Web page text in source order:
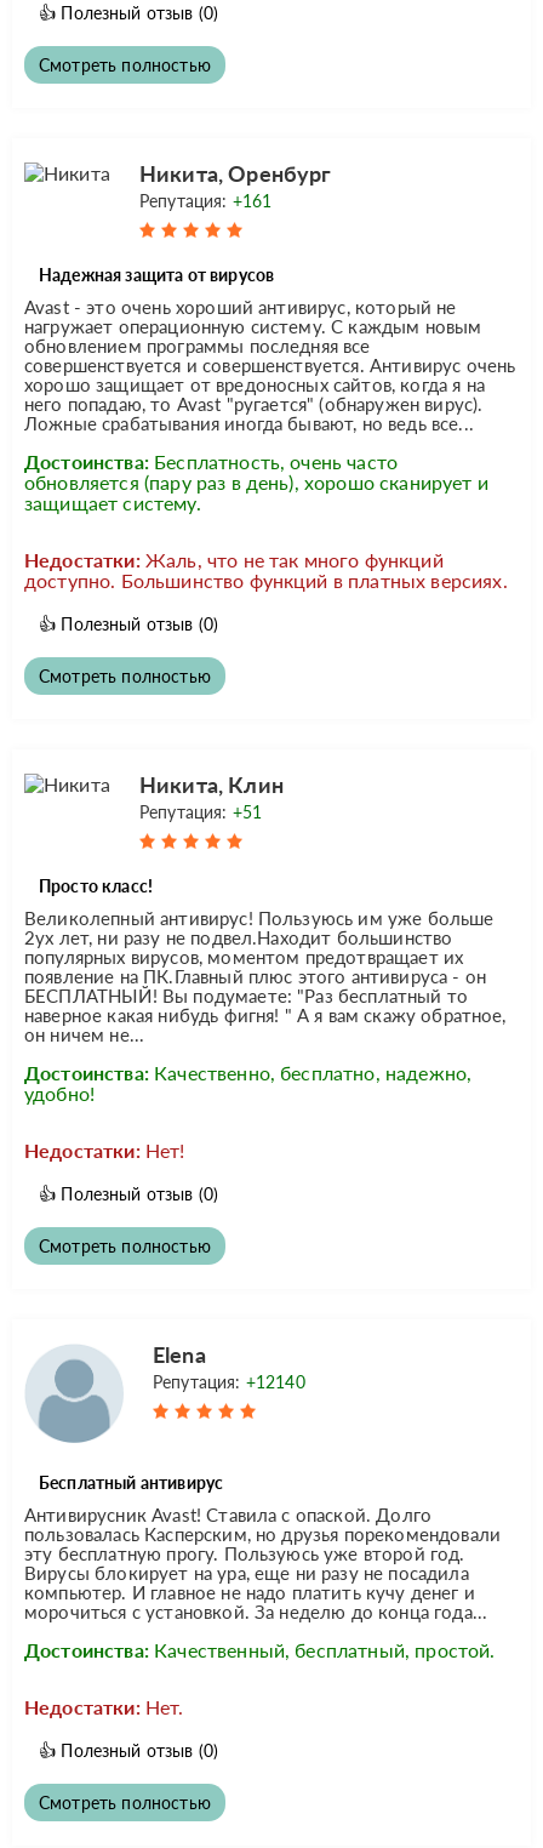
👍 Полезный отзыв (0)
Смотреть полностью
Никита, Оренбург
Репутация: +161
Надежная защита от вирусов
Avast - это очень хороший антивирус, который не
нагружает операционную систему. С каждым новым
обновлением программы последняя все
совершенствуется и совершенствуется. Антивирус очень
хорошо защищает от вредоносных сайтов, когда я на
него попадаю, то Avast "ругается" (обнаружен вирус).
Ложные срабатывания иногда бывают, но ведь все...
Достоинства: Бесплатность, очень часто
обновляется (пару раз в день), хорошо сканирует и
защищает систему.
Недостатки: Жаль, что не так много функций
доступно. Большинство функций в платных версиях.
👍 Полезный отзыв (0)
Смотреть полностью
Никита, Клин
Репутация: +51
Просто класс!
Великолепный антивирус! Пользуюсь им уже больше
2ух лет, ни разу не подвел.Находит большинство
популярных вирусов, моментом предотвращает их
появление на ПК.Главный плюс этого антивируса - он
БЕСПЛАТНЫЙ! Вы подумаете: "Раз бесплатный то
наверное какая нибудь фигня! " А я вам скажу обратное,
он ничем не...
Достоинства: Качественно, бесплатно, надежно,
удобно!
Недостатки: Нет!
👍 Полезный отзыв (0)
Смотреть полностью
Elena
Репутация: +12140
Бесплатный антивирус
Антивирусник Avast! Ставила с опаской. Долго
пользовалась Касперским, но друзья порекомендовали
эту бесплатную прогу. Пользуюсь уже второй год.
Вирусы блокирует на ура, еще ни разу не посадила
компьютер. И главное не надо платить кучу денег и
морочиться с установкой. За неделю до конца года...
Достоинства: Качественный, бесплатный, простой.
Недостатки: Нет.
👍 Полезный отзыв (0)
Смотреть полностью